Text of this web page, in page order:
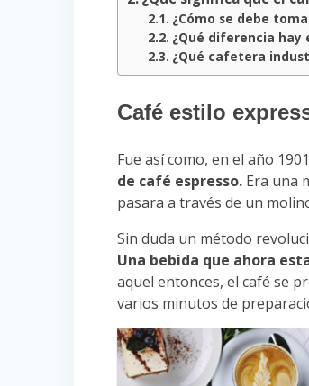
¿Cómo se debe
¿Qué diferencia hay
¿Qué cafetera
Café estilo
Fue así como, en el año
de café espresso. Era una
pasara a través de un
Sin duda un método
Una bebida que ahora
aquel entonces, el café se
varios minutos de